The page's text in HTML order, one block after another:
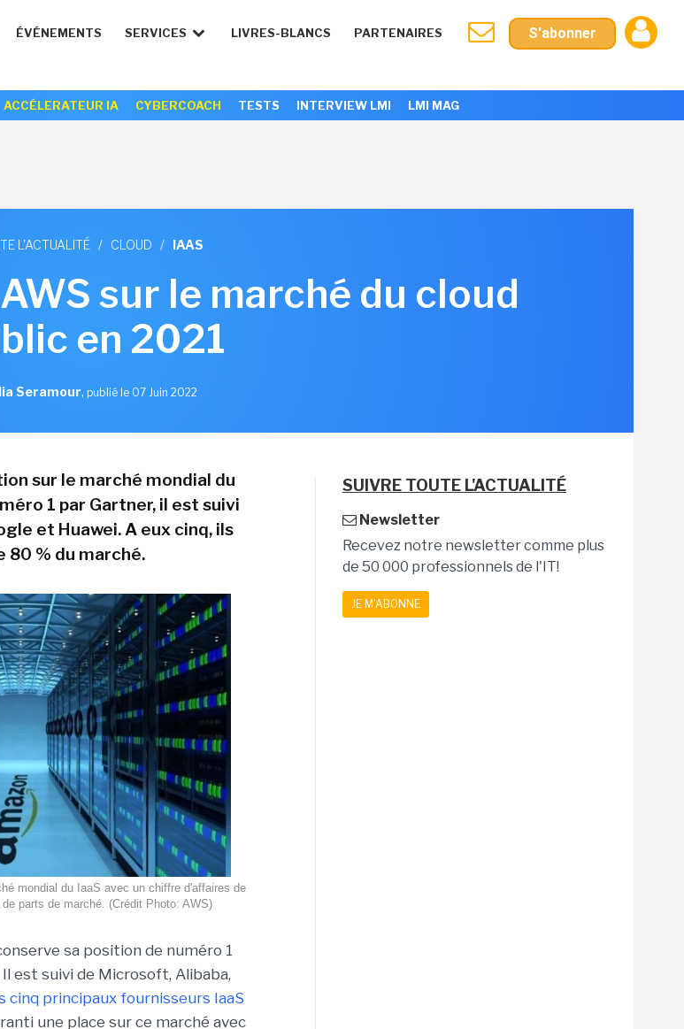
ÉVÉNEMENTS SERVICES LIVRES-BLANCS PARTENAIRES S'abonner
ACCÉLERATEUR IA CYBERCOACH TESTS INTERVIEW LMI LMI MAG
L'ACTUALITÉ / CLOUD / IAAS
sur le marché du cloud
en 2021
Seramour, publié le 07 Juin 2022
sur le marché mondial du
1 par Gartner, il est suivi
et Huawei. A eux cinq, ils
80 % du marché.
mondial du IaaS avec un chiffre d'affaires de
parts de marché. (Crédit Photo: AWS)
sa position de numéro 1
est suivi de Microsoft, Alibaba,
cinq principaux fournisseurs IaaS
une place sur ce marché avec
SUIVRE TOUTE L'ACTUALITÉ
Newsletter
Recevez notre newsletter comme plus
de 50 000 professionnels de l'IT!
JE M'ABONNE